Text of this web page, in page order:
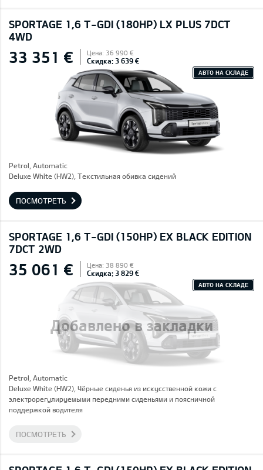
SPORTAGE 1,6 T-GDI (180HP) LX PLUS 7DCT
4WD
33 351 € Цена: 36 990 €
Скидка: 3 639 €
АВТО НА СКЛАДЕ
Petrol, Automatic
Deluxe White (HW2), Текстильная обивка сидений
ПОСМОТРЕТЬ
SPORTAGE 1,6 T-GDI (150HP) EX BLACK EDITION
7DCT 2WD
Добавлено в закладки
35 061 € Цена: 38 890 €
Скидка: 3 829 €
АВТО НА СКЛАДЕ
Petrol, Automatic
Deluxe White (HW2), Чёрные сиденья из искусственной кожи с
электрорегулируемыми передними сиденьями и поясничной
поддержкой водителя
ПОСМОТРЕТЬ